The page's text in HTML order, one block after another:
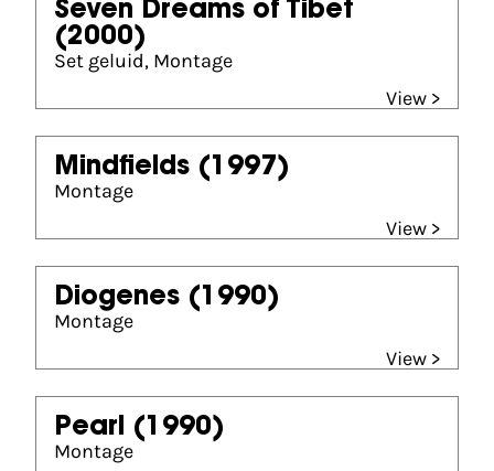
Seven Dreams of Tibet
(2000)
Set geluid, Montage
View >
Mindfields (1997)
Montage
View >
Diogenes (1990)
Montage
View >
Pearl (1990)
Montage